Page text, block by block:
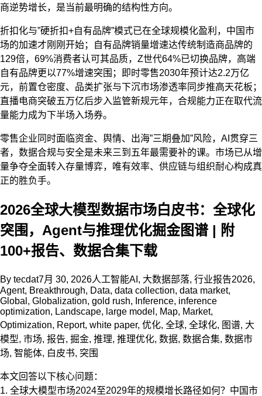
商逆势增长，是当前最明确的结构性方向。
折扣化与”硬折扣+自有品牌”模式已在全球规模化盈利，中国市
场的加速才刚刚开始；自有品牌销量增速达传统制造商品牌的
129倍，69%消费者认可其品质，Z世代64%已切换品牌，高端
自有品牌更以77%增速突围；即时零售2030年预计达2.2万亿
元，前置仓密度、品类扩张与下沉市场渗透率同步推高天花板；
直播电商突破五万亿后步入监管新规元年，合规能力正在取代流
量能力成为下半场入场券。
零售企业同时面临资金、舆情、出海”三期叠加”风险，AI贯穿三
者，数据合规与安全是未来三到五年最需要补的课。市场已从增
量争夺全面转入存量博弈，唯有效率、供应链与组织耐心构成真
正的胜负手。
2026全球大模型数据市场白皮书：全球化
突围，Agent与推理优化掘金图谱 | 附
100+报告、数据合集下载
By tecdat7月 30, 2026人工智能AI , 大数据部落, 行业报告2026,
Agent, Breakthrough, Data, data collection, data market,
Global , Globalization, gold rush, Inference, inference
optimization, Landscape, large model , Map, Market,
Optimization, Report, white paper, 优化, 全球, 全球化, 图谱, 大
模型, 市场, 报告, 掘金, 推理, 推理优化, 数据, 数据合集, 数据市
场, 智能体, 白皮书, 突围
本文回答以下核心问题：
1. 全球大模型市场2024至2029年的规模增长路径如何？中国市